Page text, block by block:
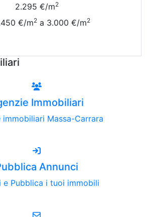
2.295 €/m2
€/m2a 3.000 €/m2
Immobiliari
immobiliari Massa-Carrara
Annunci
e Pubblica i tuoi immobili